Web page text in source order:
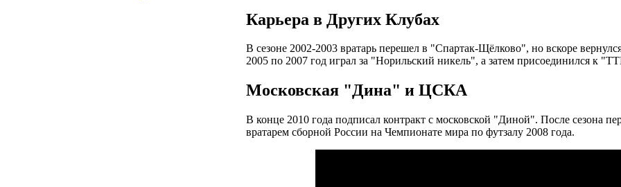
Карьера в Других Клубах
В сезоне 2002-2003 вратарь перешел в "Спартак-Щёлково", но вскоре
2005 по 2007 год играл за "Норильский никель", а затем присоединился к
Московская "Дина" и ЦСКА
В конце 2010 года подписал контракт с московской "Диной". После сезона
вратарем сборной России на Чемпионате мира по футзалу 2008 года.